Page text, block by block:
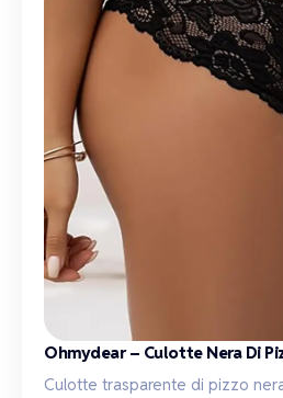
Ohmydear – Culotte Nera Di
Culotte trasparente di pizzo